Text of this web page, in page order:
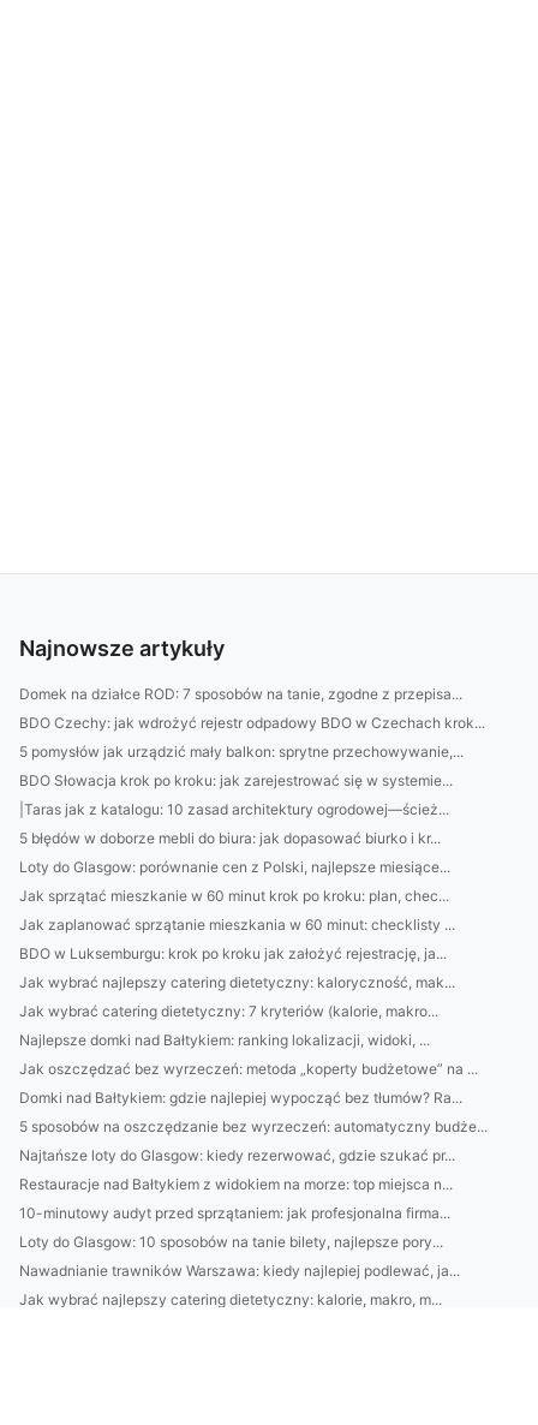
Najnowsze artykuły
Domek na działce ROD: 7 sposobów na tanie, zgodne z przepisa...
BDO Czechy: jak wdrożyć rejestr odpadowy BDO w Czechach krok...
5 pomysłów jak urządzić mały balkon: sprytne przechowywanie,...
BDO Słowacja krok po kroku: jak zarejestrować się w systemie...
|Taras jak z katalogu: 10 zasad architektury ogrodowej—ścież...
5 błędów w doborze mebli do biura: jak dopasować biurko i kr...
Loty do Glasgow: porównanie cen z Polski, najlepsze miesiące...
Jak sprzątać mieszkanie w 60 minut krok po kroku: plan, chec...
Jak zaplanować sprzątanie mieszkania w 60 minut: checklisty ...
BDO w Luksemburgu: krok po kroku jak założyć rejestrację, ja...
Jak wybrać najlepszy catering dietetyczny: kaloryczność, mak...
Jak wybrać catering dietetyczny: 7 kryteriów (kalorie, makro...
Najlepsze domki nad Bałtykiem: ranking lokalizacji, widoki, ...
Jak oszczędzać bez wyrzeczeń: metoda „koperty budżetowe” na ...
Domki nad Bałtykiem: gdzie najlepiej wypocząć bez tłumów? Ra...
5 sposobów na oszczędzanie bez wyrzeczeń: automatyczny budże...
Najtańsze loty do Glasgow: kiedy rezerwować, gdzie szukać pr...
Restauracje nad Bałtykiem z widokiem na morze: top miejsca n...
10-minutowy audyt przed sprzątaniem: jak profesjonalna firma...
Loty do Glasgow: 10 sposobów na tanie bilety, najlepsze pory...
Nawadnianie trawników Warszawa: kiedy najlepiej podlewać, ja...
Jak wybrać najlepszy catering dietetyczny: kalorie, makro, m...